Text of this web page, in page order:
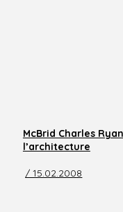
McBrid Charles
l’architecture
/ 15.02.2008